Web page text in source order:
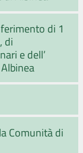
di 1
di
e dell’
Comunità di